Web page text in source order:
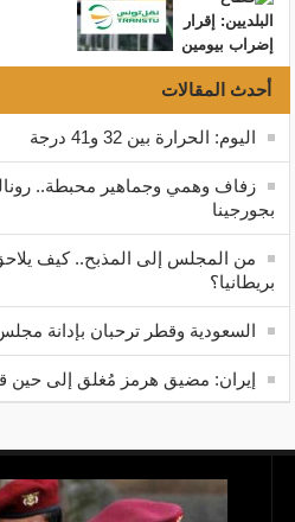
أحدث المقالات
اليوم: الحرارة بين 32 و41 درجة
زفاف وهمي وجماهير محبطة..
بجورجينا
من المجلس إلى المذبح.. كيف
بريطانيا؟
السعودية وقطر ترحبان بإدانة
إيران: مضيق هرمز مُغلق إلى حين